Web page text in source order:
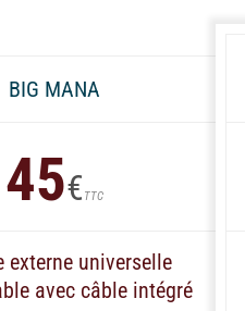
BIG MANA
45€ TTC
externe universelle
avec câble intégré